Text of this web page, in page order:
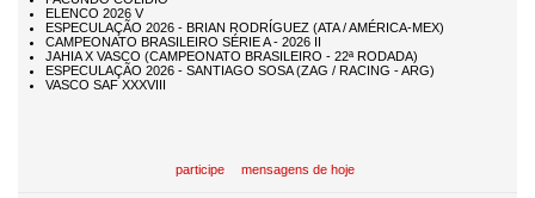
participe mensagens de hoje